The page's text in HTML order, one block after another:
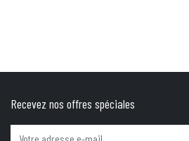
Recevez nos offres spéciales